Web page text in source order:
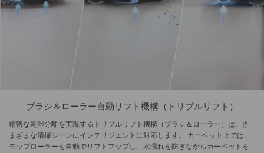
ブラシ＆ローラー自動リフト機構（トリプルリフト）
精密な乾湿分離を実現するトリプルリフト機構（ブラシ＆ローラー）は、さ
まざまな清掃シーンにインテリジェントに対応します。 カーペット上では、
モップローラーを自動でリフトアップし、水濡れを防ぎながらカーペットを